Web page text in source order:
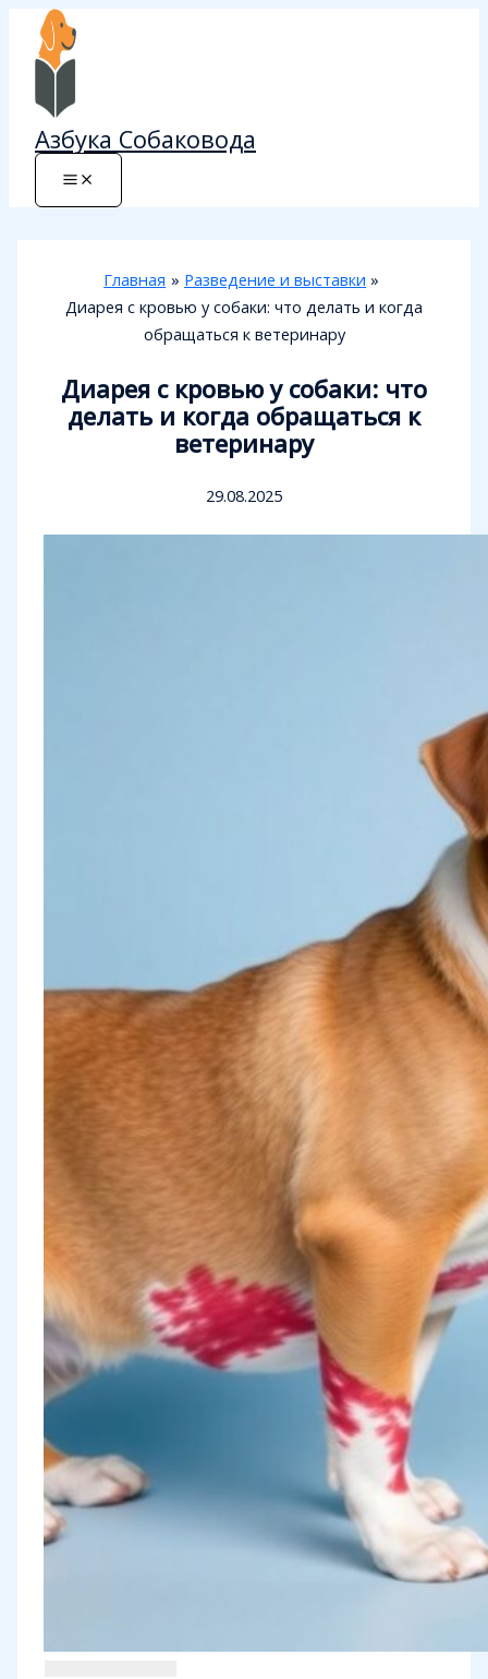
Перейти
содержимому
Азбука Собаковода
Главная
Разведение и выставки
Диарея с кровью у собаки: что делать и когда
обращаться к ветеринару
Диарея с кровью у собаки: что
делать и когда обращаться к
ветеринару
29.08.2025